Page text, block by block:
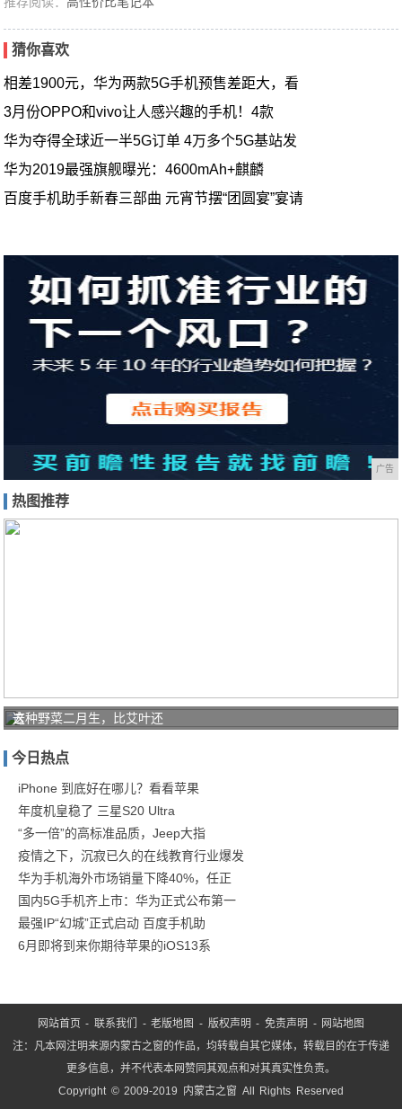
猜你喜欢
相差1900元，华为两款5G手机预售差距大，看
3月份OPPO和vivo让人感兴趣的手机！4款
华为夺得全球近一半5G订单 4万多个5G基站发
华为2019最强旗舰曝光：4600mAh+麒麟
百度手机助手新春三部曲 元宵节摆“团圆宴”宴请
广告
热图推荐
去
本
必
买
的
五
款
零
食
这种野菜二月生，比艾叶还
今日热点
iPhone 到底好在哪儿？看看苹果
年度机皇稳了 三星S20 Ultra
“多一倍”的高标准品质，Jeep大指
疫情之下，沉寂已久的在线教育行业爆发
华为手机海外市场销量下降40%，任正
国内5G手机齐上市：华为正式公布第一
最强IP“幻城”正式启动 百度手机助
6月即将到来你期待苹果的iOS13系
网站首页 - 联系我们 -老版地图 - 版权声明 -免责声明 - 网站地图
注：凡本网注明来源内蒙古之窗的作品，均转载自其它媒体，转载目的在于传递
更多信息，并不代表本网赞同其观点和对其真实性负责。
Copyright © 2009-2019 内蒙古之窗 All Rights Reserved